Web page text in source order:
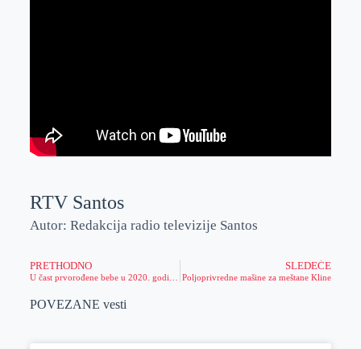
RTV Santos
Autor: Redakcija radio televizije Santos
PRETHODNO SLEDEĆE
Poljoprivredne mašine za meštane Kline
POVEZANE vesti